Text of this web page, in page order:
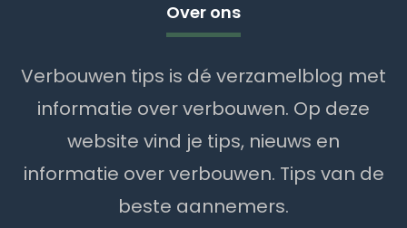
Over ons
Verbouwen tips is dé verzamelblog met
informatie over verbouwen. Op deze
website vind je tips, nieuws en
informatie over verbouwen. Tips van de
beste aannemers.